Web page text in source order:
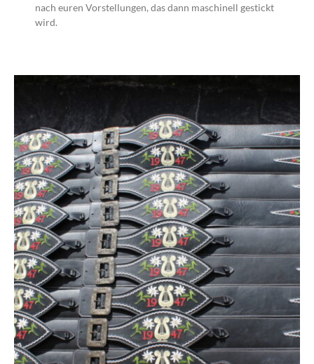
nach euren Vorstellungen, das dann maschinell gestickt
wird.